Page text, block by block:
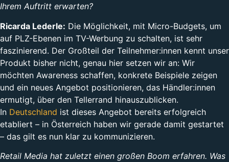
Ihrem Auftritt erwarten?
Ricarda Lederle: Die Möglichkeit, mit Micro-Budgets, um
auf PLZ-Ebenen im TV-Werbung zu schalten, ist sehr
faszinierend. Der Großteil der Teilnehmer:innen kennt unser
Produkt bisher nicht, genau hier setzen wir an: Wir
möchten Awareness schaffen, konkrete Beispiele zeigen
und ein neues Angebot positionieren, das Händler:innen
ermutigt, über den Tellerrand hinauszublicken.
In Deutschland ist dieses Angebot bereits erfolgreich
etabliert – in Österreich haben wir gerade damit gestartet
– das gilt es nun klar zu kommunizieren.
Retail Media hat zuletzt einen großen Boom erfahren. Was